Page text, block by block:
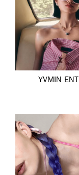
YVMIN